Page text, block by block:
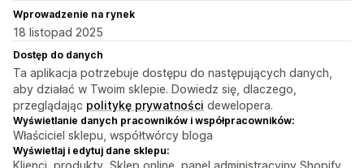
Wprowadzenie na rynek
18 listopad 2025
Dostęp do danych
Ta aplikacja potrzebuje dostępu do następujących danych,
aby działać w Twoim sklepie. Dowiedz się, dlaczego,
przeglądając politykę prywatności dewelopera.
Wyświetlanie danych pracowników i współpracowników:
Właściciel sklepu, współtwórcy bloga
Wyświetlaj i edytuj dane sklepu: